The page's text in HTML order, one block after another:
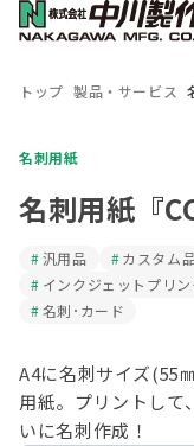
トップ 製品・サービス
名刺用紙
名刺用紙『
汎用品 カスタム
インクジェットプリ
名刺･カード
A4に名刺サイズ(55
用紙。プリントして
いに名刺作成！